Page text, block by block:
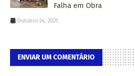
Falha em Obra
Outubro 24, 2025
ENVIAR UM COMENTÁRIO